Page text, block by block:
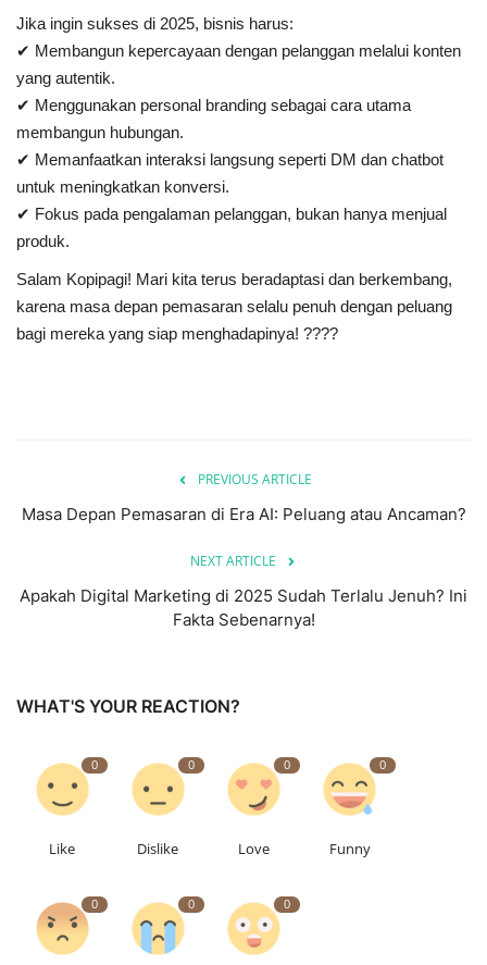
Jika ingin sukses di 2025, bisnis harus:
✔ Membangun kepercayaan dengan pelanggan melalui konten
yang autentik.
✔ Menggunakan personal branding sebagai cara utama
membangun hubungan.
✔ Memanfaatkan interaksi langsung seperti DM dan chatbot
untuk meningkatkan konversi.
✔ Fokus pada pengalaman pelanggan, bukan hanya menjual
produk.
Salam Kopipagi! Mari kita terus beradaptasi dan berkembang,
karena masa depan pemasaran selalu penuh dengan peluang
bagi mereka yang siap menghadapinya! ????
PREVIOUS ARTICLE
Masa Depan Pemasaran di Era AI: Peluang atau Ancaman?
NEXT ARTICLE
Apakah Digital Marketing di 2025 Sudah Terlalu Jenuh? Ini
Fakta Sebenarnya!
WHAT'S YOUR REACTION?
0
Like
0
Dislike
0
Love
0
Funny
0 0 0